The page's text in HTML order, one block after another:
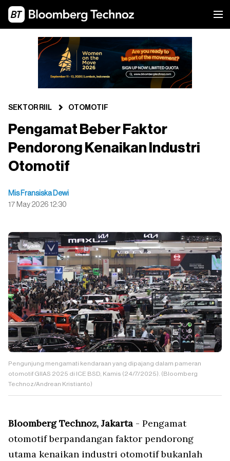
SEKTOR RIIL OTOMOTIF
⁠Pengamat Beber Faktor
Pendorong Kenaikan Industri
Otomotif
Mis Fransiska Dewi
17 May 2026 12:30
Pengunjung mengamati kendaraan yang dipajang dalam pameran
otomotif GIIAS 2025 di ICE BSD, Kamis (24/7/2025). (Bloomberg
Technoz/Andrean Kristianto)
Bloomberg Technoz, Jakarta - Pengamat
otomotif berpandangan faktor pendorong
utama kenaikan industri otomotif bukanlah